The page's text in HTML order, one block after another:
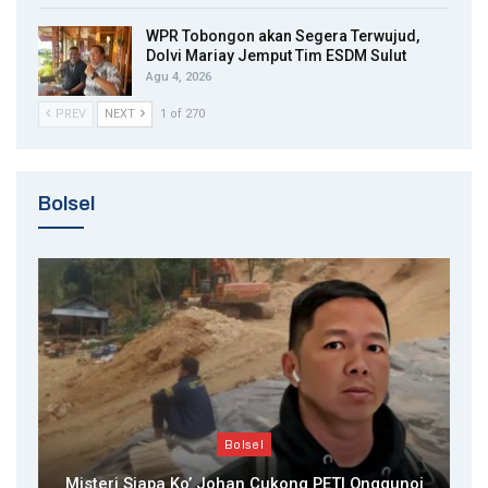
WPR Tobongon akan Segera Terwujud,
Dolvi Mariay Jemput Tim ESDM Sulut
Agu 4, 2026
PREV NEXT 1 of 270
Bolsel
Bolsel
Misteri Siapa Ko’ Johan Cukong PETI Onggunoi